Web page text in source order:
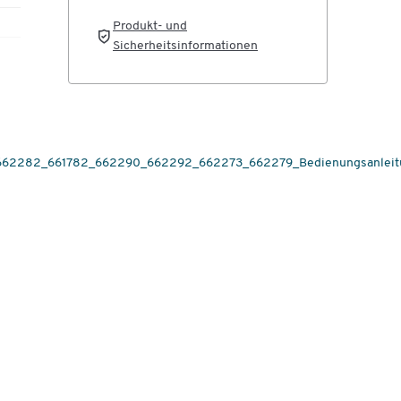
Produkt- und
Sicherheitsinformationen